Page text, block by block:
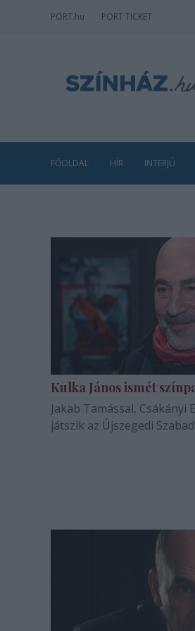
PORT.hu PORT TICKET
FŐOLDAL HÍR INTERJÚ
Kulka János ismét
Jakab Tamással,
játszik az Újszegedi